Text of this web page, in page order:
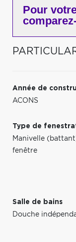
Pour
Année de
ACONS
Type de
Manivelle
fenêtre
Salle de bains
Douche